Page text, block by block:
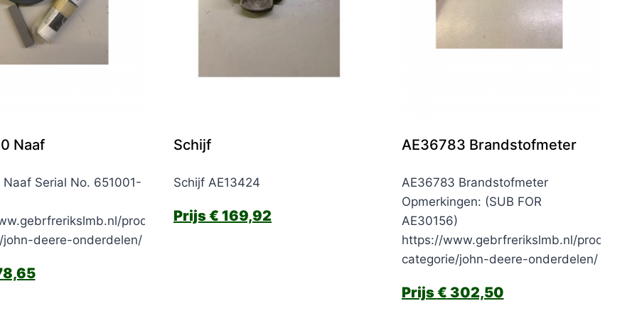
Naaf
Serial No. 651001-
product-
john-deere-onderdelen/
Schijf
Schijf AE13424
€ 169,92
AE36783 Brandstofmeter
AE36783 Brandstofmeter
Opmerkingen: (SUB FOR
AE30156)
https://www.gebrfrerikslmb.nl/product-
categorie/john-deere-onderdelen/
€ 302,50